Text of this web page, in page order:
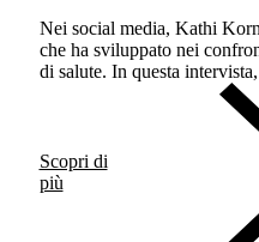
Nei social media, Kathi
che ha sviluppato nei
di salute. In questa
dell’erogazione
Scopri di
più